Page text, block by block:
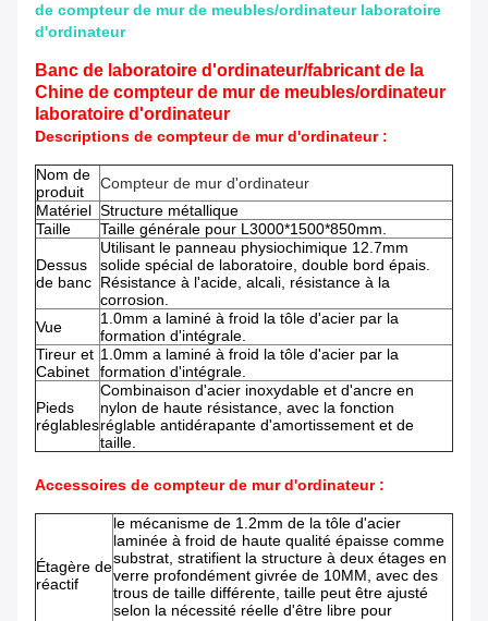
de compteur de mur de meubles/ordinateur laboratoire
d'ordinateur
Banc de laboratoire d'ordinateur/fabricant de la
Chine de compteur de mur de meubles/ordinateur
laboratoire d'ordinateur
Descriptions de compteur de mur d'ordinateur :
Nom de
produit
Compteur de mur d'ordinateur
Matériel Structure métallique
Taille
Taille générale pour L3000*1500*850mm.
Dessus
de banc
Utilisant le panneau physiochimique 12.7mm
solide spécial de laboratoire, double bord épais.
Résistance à l'acide, alcali, résistance à la
corrosion.
Vue
1.0mm a laminé à froid la tôle d'acier par la
formation d'intégrale.
Tireur et
Cabinet
1.0mm a laminé à froid la tôle d'acier par la
formation d'intégrale.
Pieds
réglables
Combinaison d'acier inoxydable et d'ancre en
nylon de haute résistance, avec la fonction
réglable antidérapante d'amortissement et de
taille.
Accessoires de compteur de mur d'ordinateur :
Étagère de
réactif
le mécanisme de 1.2mm de la tôle d'acier
laminée à froid de haute qualité épaisse comme
substrat, stratifient la structure à deux étages en
verre profondément givrée de 10MM, avec des
trous de taille différente, taille peut être ajusté
selon la nécessité réelle d'être libre pour